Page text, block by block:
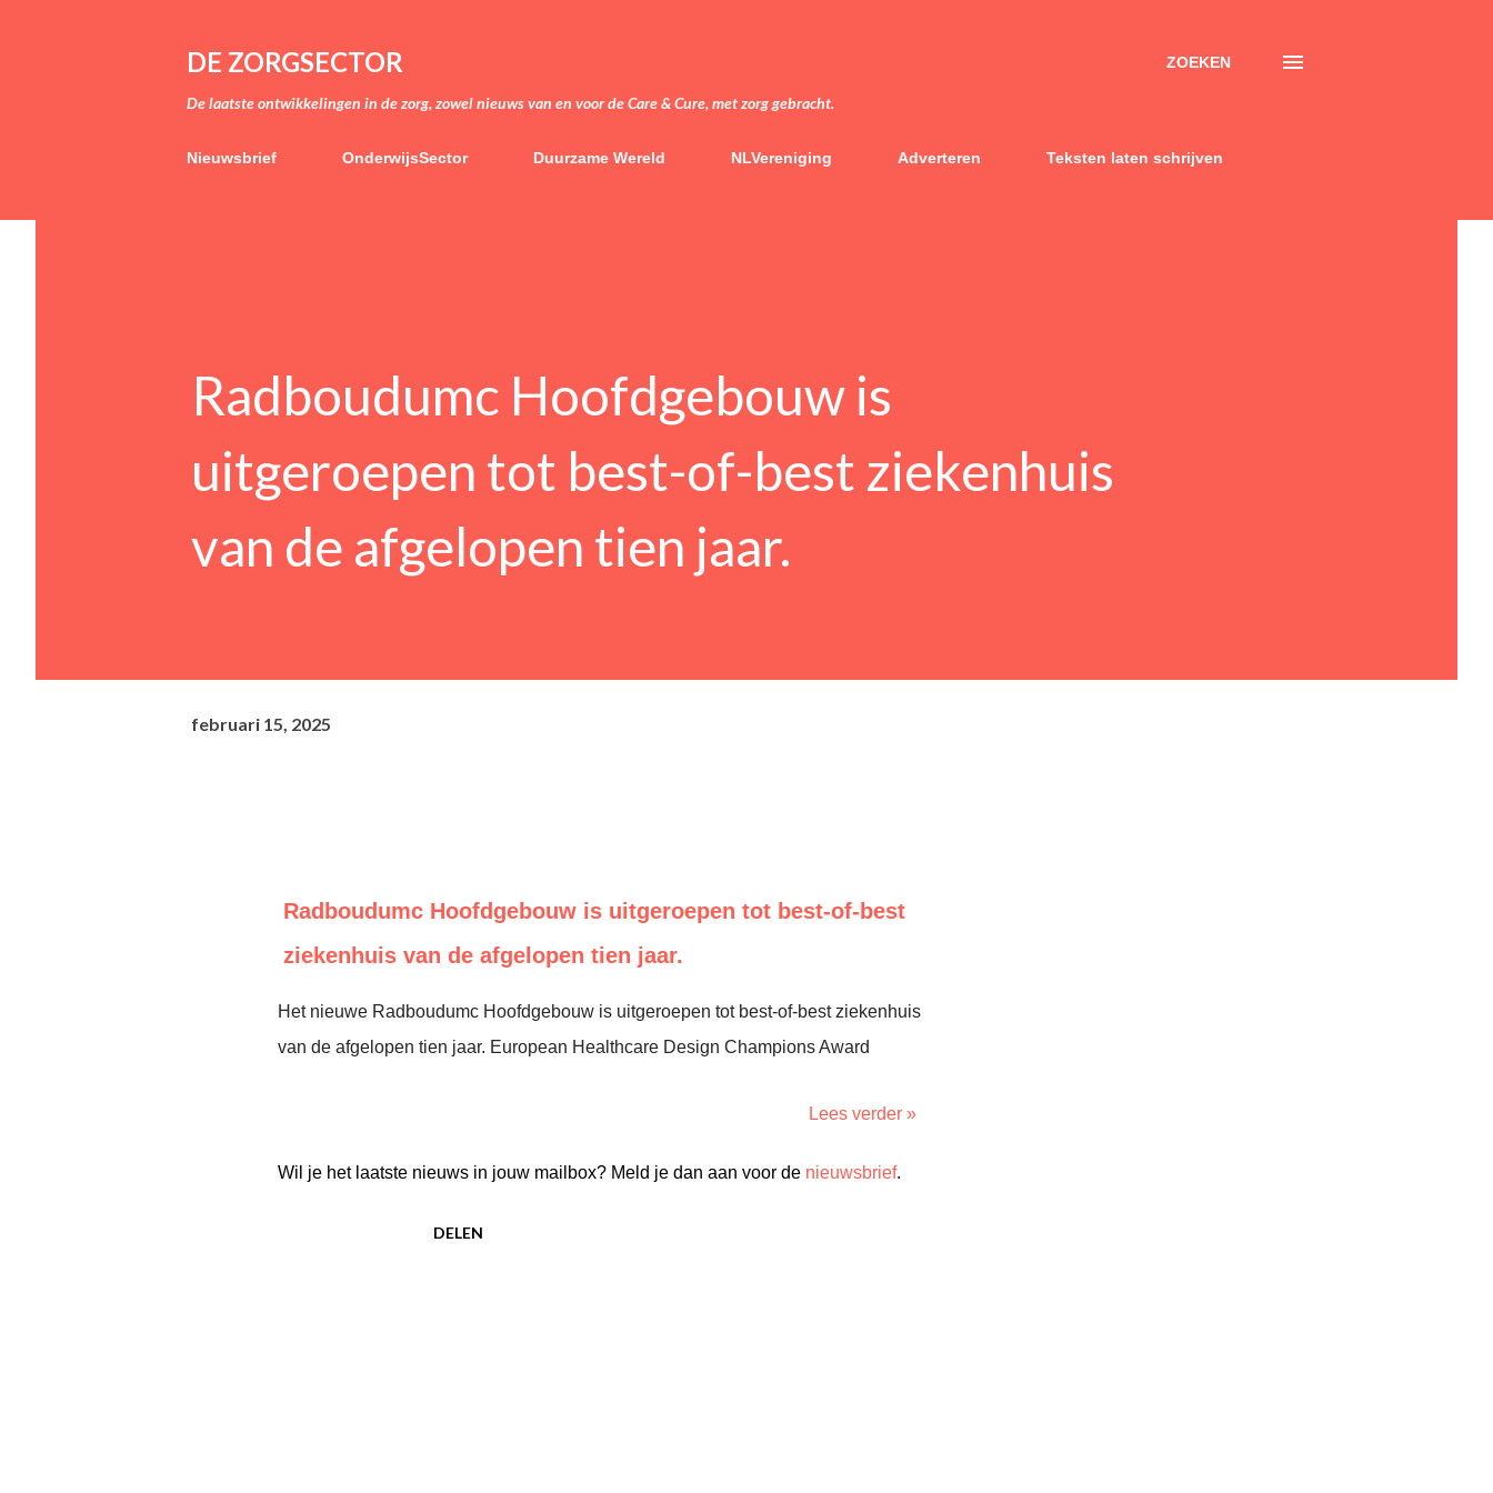
DE ZORGSECTOR
De laatste ontwikkelingen in de zorg, zowel nieuws van en voor de Care & Cure, met zorg gebracht.
ZOEKEN
Nieuwsbrief OnderwijsSector Duurzame Wereld NLVereniging Adverteren Teksten laten schrijven
Radboudumc Hoofdgebouw is
uitgeroepen tot best-of-best ziekenhuis
van de afgelopen tien jaar.
februari 15, 2025
Radboudumc Hoofdgebouw is uitgeroepen tot best-of-best
ziekenhuis van de afgelopen tien jaar.
Het nieuwe Radboudumc Hoofdgebouw is uitgeroepen tot best-of-best ziekenhuis
van de afgelopen tien jaar. European Healthcare Design Champions Award
Lees verder »
Wil je het laatste nieuws in jouw mailbox? Meld je dan aan voor de nieuwsbrief.
DELEN